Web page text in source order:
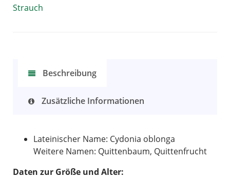
Strauch
Beschreibung
Zusätzliche Informationen
Lateinischer Name: Cydonia oblonga
Weitere Namen: Quittenbaum, Quittenfrucht
Daten zur Größe und Alter: